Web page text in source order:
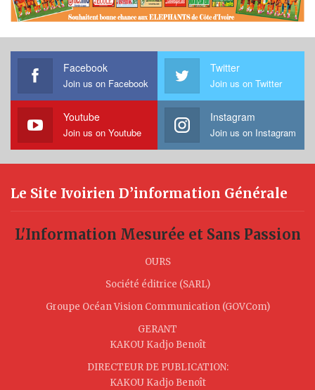
Facebook
Join us on Facebook
Twitter
Join us on Twitter
Youtube
Join us on Youtube
Instagram
Join us on Instagram
Le Site Ivoirien D’information Générale
L'Information Mesurée et Sans Passion
OURS
Société éditrice (SARL)
Groupe Océan Vision Communication (GOVCom)
GERANT
KAKOU Kadjo Benoît
DIRECTEUR DE PUBLICATION:
KAKOU Kadjo Benoît